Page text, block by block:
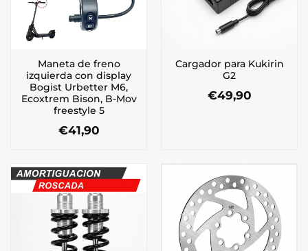
Maneta de freno
izquierda con display
Bogist Urbetter M6,
Ecoxtrem Bison, B-Mov
freestyle 5
€41,90
Cargador para Kukirin
G2
€49,90